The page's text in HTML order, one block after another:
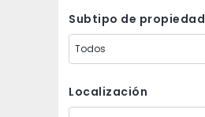
Subtipo de propiedad
Todos
Localización